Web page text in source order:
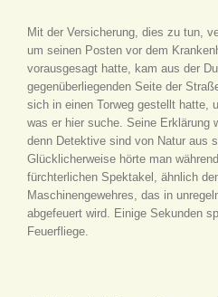
Mit der Versicherung, dies zu tun,
um seinen Posten vor dem
vorausgesagt hatte, kam aus der
gegenüberliegenden Seite der
sich in einen Torweg gestellt hatte,
was er hier suche. Seine Erklärung
denn Detektive sind von Natur aus
Glücklicherweise hörte man
fürchterlichen Spektakel, ähnlich
Maschinengewehres, das in
abgefeuert wird. Einige Sekunden
Feuerfliege.